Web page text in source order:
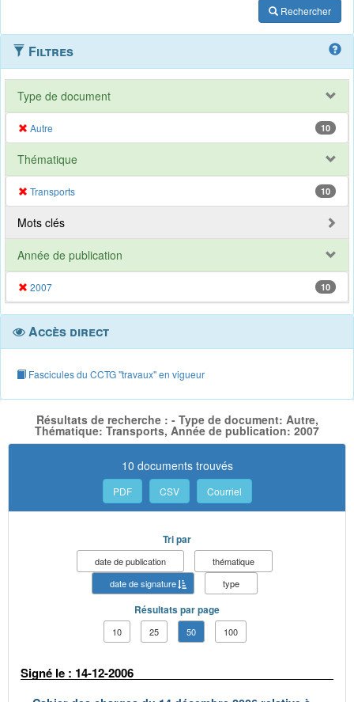
Rechercher
Filtres
Type de document
Autre 10
Thématique
Transports 10
Mots clés
Année de publication
2007 10
Accès direct
Fascicules du CCTG "travaux" en vigueur
Résultats de recherche : - Type de document: Autre,
Thématique: Transports, Année de publication: 2007
10 documents trouvés
PDF CSV Courriel
Tri par
date de publication
thématique
date de signature
type
Résultats par page
10 25 50 100
Signé le : 14-12-2006